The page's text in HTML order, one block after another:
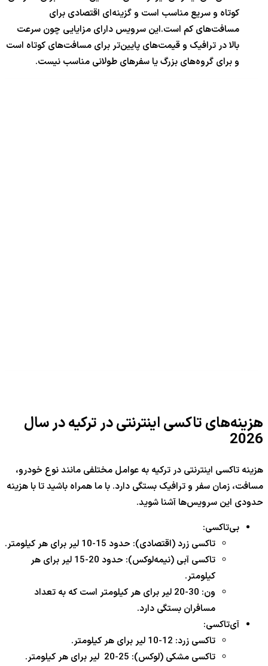
کوتاه و سریع مناسب است و گزینه‌ای اقتصادی برای
مسافت‌های کم است.این سرویس دارای مزایایی چون سرعت
بالا در ترافیک و قیمت‌های پایین‌تر برای مسافت‌های کوتاه است
و برای گروه‌های بزرگ یا سفرهای طولانی مناسب نیست.
هزینه‌های تاکسی اینترنتی در ترکیه در سال
2026
هزینه تاکسی اینترنتی در ترکیه به عوامل مختلفی مانند نوع خودرو،
مسافت، زمان سفر و ترافیک بستگی دارد. با ما همراه باشید تا با هزینه
حدودی این سرویس‌ها آشنا شوید.
بی‌تاکسی:
تاکسی زرد (اقتصادی): حدود 15-10 لیر برای هر کیلومتر.
تاکسی آبی (نیمه‌لوکس): حدود 20-15 لیر برای هر
کیلومتر.
ون: 30-20 لیر برای هر کیلومتر است که به تعداد
مسافران بستگی دارد.
آی‌تاکسی:
تاکسی زرد: 12-10 لیر برای هر کیلومتر.
تاکسی مشکی (لوکس): 25-20 لیر برای هر کیلومتر.